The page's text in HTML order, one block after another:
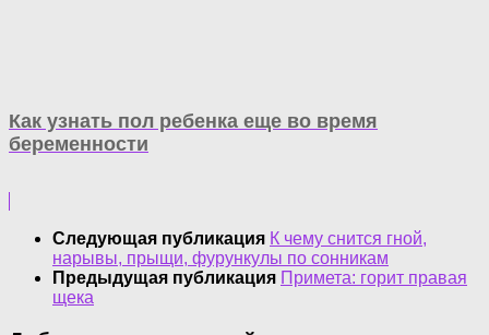
Как узнать пол ребенка еще во время
беременности
Следующая публикация К чему снится гной,
нарывы, прыщи, фурункулы по сонникам
Предыдущая публикация Примета: горит правая
щека